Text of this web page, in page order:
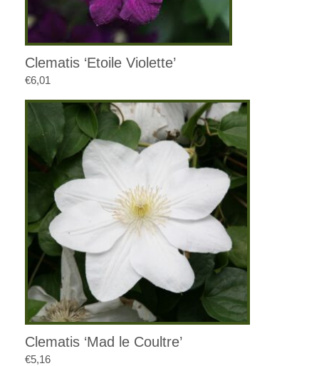
Clematis ‘Etoile Violette’
€6,01
Clematis ‘Mad le Coultre’
€5,16